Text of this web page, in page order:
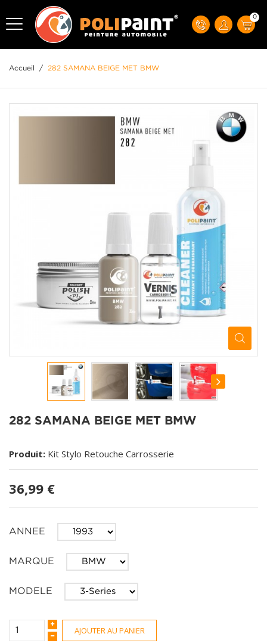
0
Accueil / 282 SAMANA BEIGE MET BMW
282 SAMANA BEIGE MET BMW
Produit: Kit Stylo Retouche Carrosserie
36,99 €
ANNEE
MARQUE
MODELE
AJOUTER AU PANIER